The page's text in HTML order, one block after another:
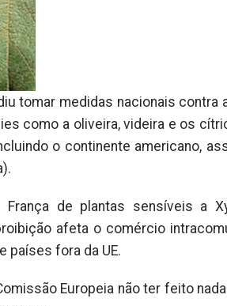
tomar medidas nacionais contra
como a oliveira, videira e os
o continente americano,
de plantas sensíveis a
afeta o comércio
países fora da UE.
Europeia não ter feito